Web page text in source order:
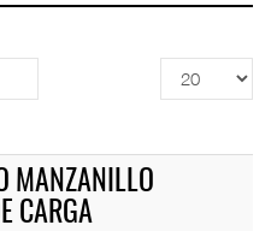
Cantidad
a
MANZANILLO
CARGA